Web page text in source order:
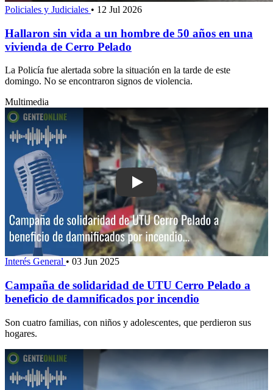
Policiales y Judiciales • 12 Jul 2026
Hallaron sin vida a un hombre de 50 años en una
vivienda de Cerro Pelado
La Policía fue alertada sobre la situación en la tarde de este
domingo. No se encontraron signos de violencia.
Multimedia
Play: Campaña de solidaridad de
Interés General • 03 Jun 2025
Campaña de solidaridad de UTU Cerro Pelado a
beneficio de damnificados por incendio
Son cuatro familias, con niños y adolescentes, que perdieron sus
hogares.